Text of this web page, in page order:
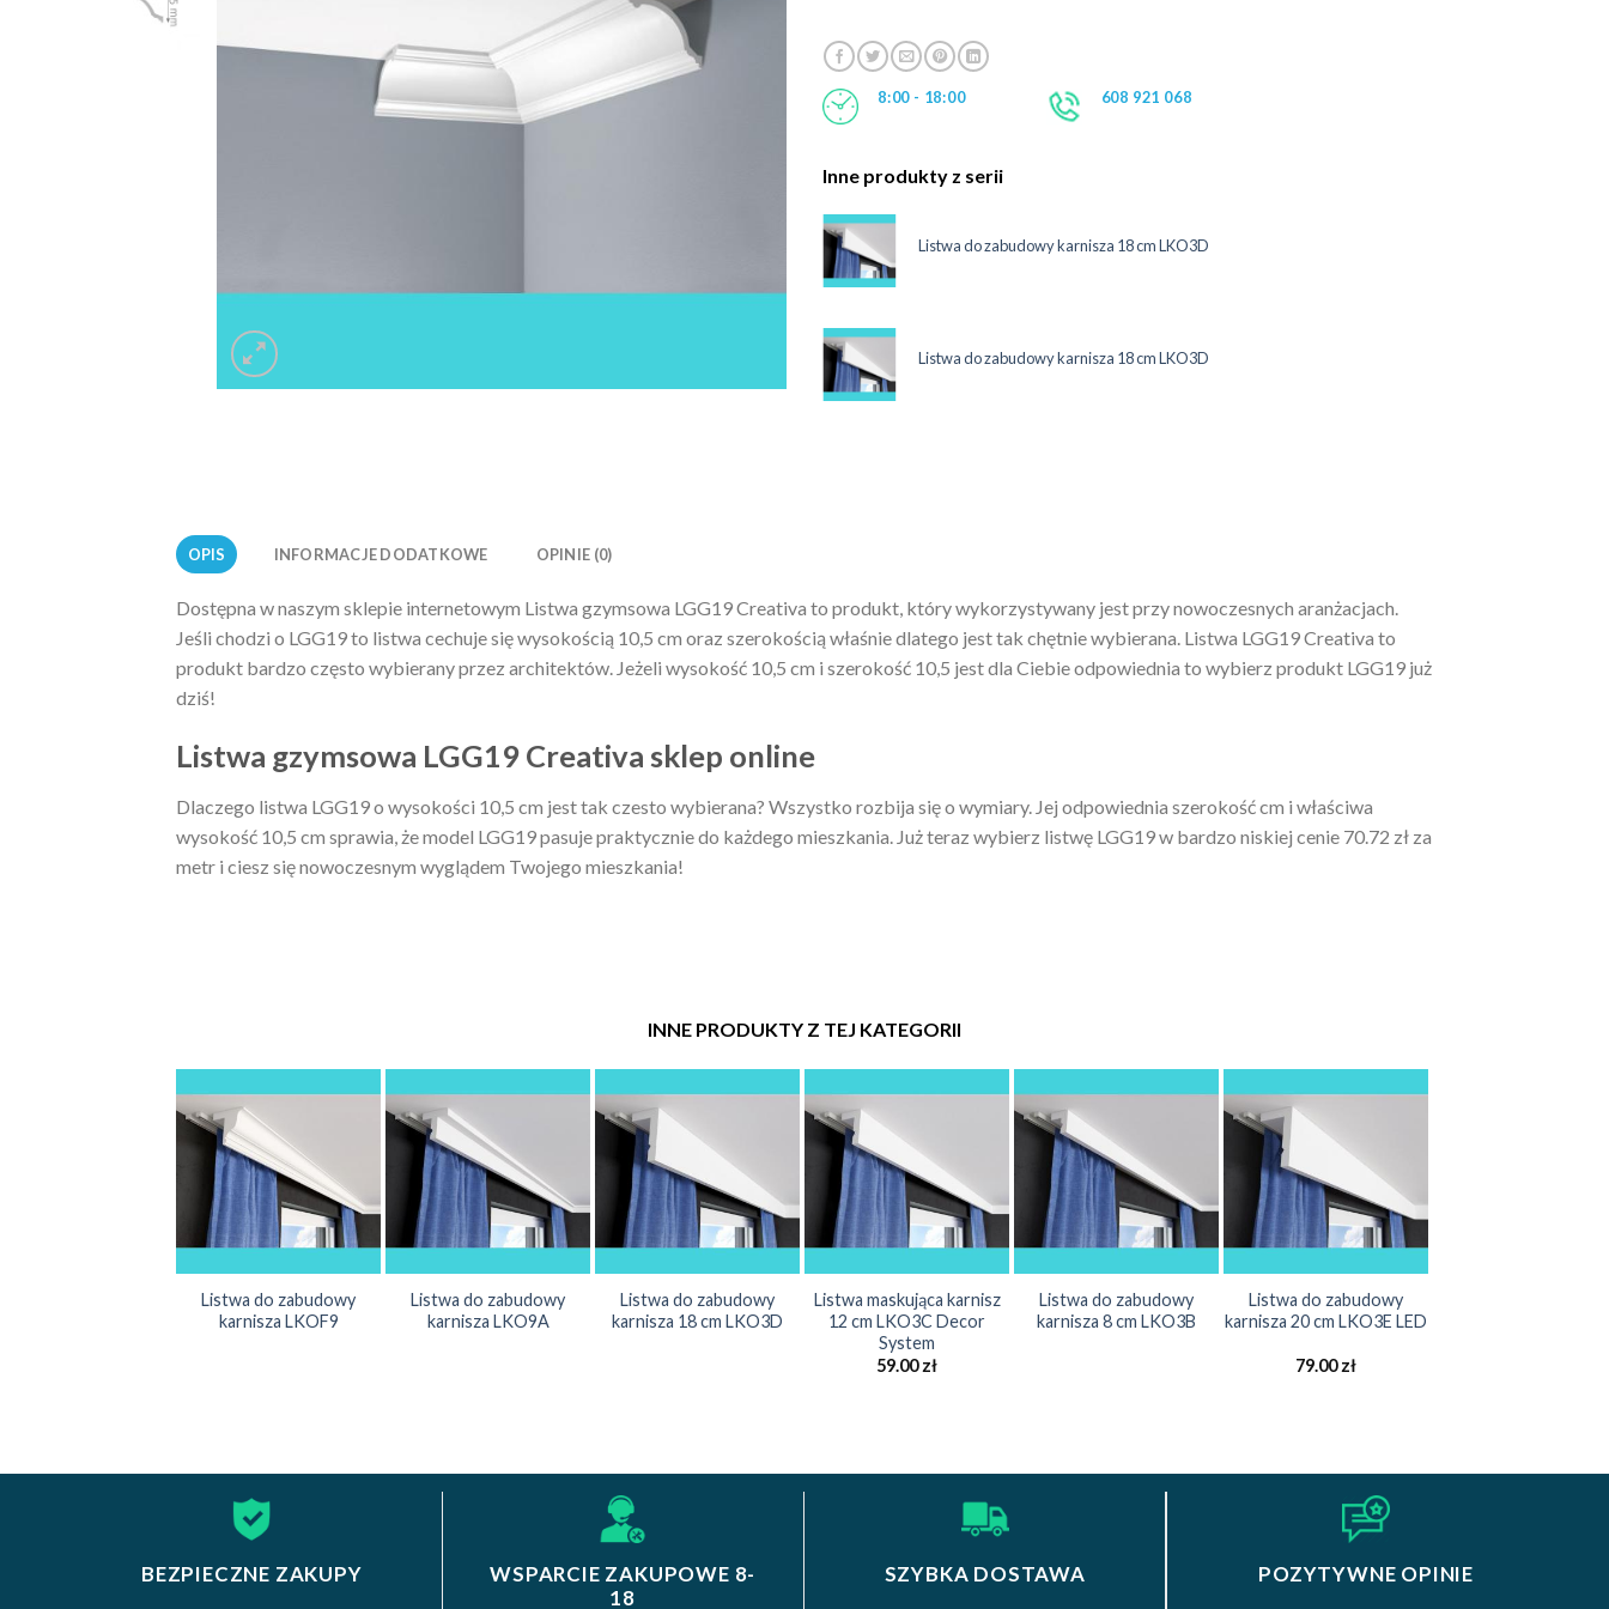
8:00 - 18:00 608 921 068
Inne produkty z serii
Listwa do zabudowy karnisza 18 cm LKO3D
Listwa do zabudowy karnisza 18 cm LKO3D
Listwa do zabudowy karnisza LKO9A
59.00zł
OPIS INFORMACJE DODATKOWE OPINIE (0)
Dostępna w naszym sklepie internetowym Listwa gzymsowa LGG19 Creativa to produkt, który wykorzystywany jest przy nowoczesnych aranżacjach.
Jeśli chodzi o LGG19 to listwa cechuje się wysokością 10,5 cm oraz szerokością właśnie dlatego jest tak chętnie wybierana. Listwa LGG19 Creativa to
produkt bardzo często wybierany przez architektów. Jeżeli wysokość 10,5 cm i szerokość 10,5 jest dla Ciebie odpowiednia to wybierz produkt LGG19 już
dziś!
Listwa gzymsowa LGG19 Creativa sklep online
Dlaczego listwa LGG19 o wysokości 10,5 cm jest tak czesto wybierana? Wszystko rozbija się o wymiary. Jej odpowiednia szerokość cm i właściwa
wysokość 10,5 cm sprawia, że model LGG19 pasuje praktycznie do każdego mieszkania. Już teraz wybierz listwę LGG19 w bardzo niskiej cenie 70.72 zł za
metr i ciesz się nowoczesnym wyglądem Twojego mieszkania!
INNE PRODUKTY Z TEJ KATEGORII
Listwa do zabudowy
karnisza LKOF9
Listwa do zabudowy
karnisza LKO9A
Listwa do zabudowy
karnisza 18 cm LKO3D
Listwa maskująca karnisz
12 cm LKO3C Decor
System
59.00zł
Listwa do zabudowy
karnisza 8 cm LKO3B
Listwa do zabudowy
karnisza 20 cm LKO3E LED
79.00zł
BEZPIECZNE ZAKUPY
WSPARCIE ZAKUPOWE 8-
18
SZYBKA DOSTAWA POZYTYWNE OPINIE